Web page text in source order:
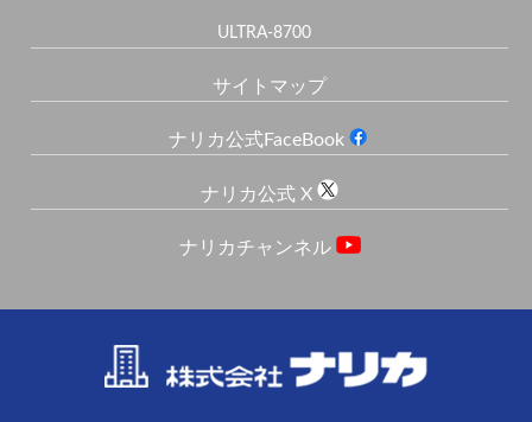
ULTRA-8700
サイトマップ
ナリカ公式FaceBook
ナリカ公式 X
ナリカチャンネル